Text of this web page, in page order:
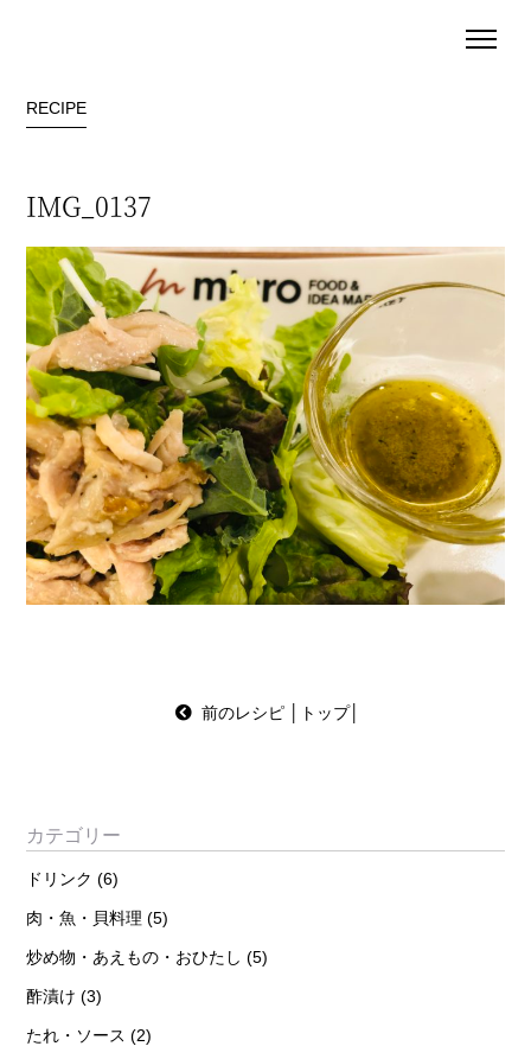
RECIPE
IMG_0137
前のレシピ トップ│
カテゴリー
ドリンク (6)
肉・魚・貝料理 (5)
炒め物・あえもの・おひたし (5)
酢漬け (3)
たれ・ソース (2)